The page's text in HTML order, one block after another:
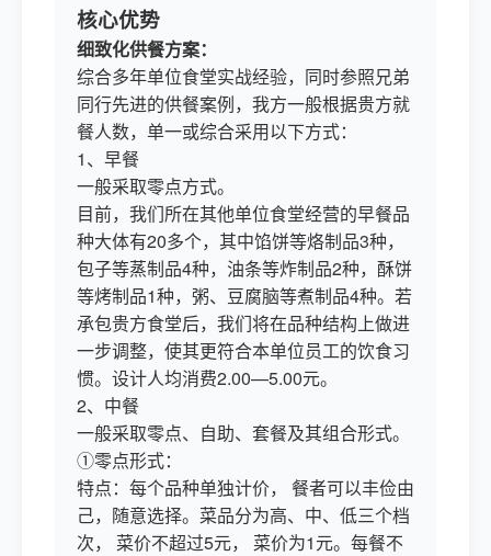
和ISO22000:2005食品危害控制体系为标
准，导入7S管理模式，严格遵守PDCA配餐
运作管理循环机制，为客户提供优良的膳食
服务。
江阴鸿世达餐饮管理有限公司已通过中
国人民财产保险公司承保，实行全面统一管
理，（食品统一采购，服务质量统一标准，
人力资源统一调配，流动资金统一安排的
“四统一”原则），经过多年的专注与持续不
断的创新，已经赢得了众多客户的信赖，真
正实现了与企事业合作共赢的发展目标。
核心优势
细致化供餐方案：
综合多年单位食堂实战经验，同时参照兄弟
同行先进的供餐案例，我方一般根据贵方就
餐人数，单一或综合采用以下方式：
1、早餐
一般采取零点方式。
目前，我们所在其他单位食堂经营的早餐品
种大体有20多个，其中馅饼等烙制品3种，
包子等蒸制品4种，油条等炸制品2种，酥饼
等烤制品1种，粥、豆腐脑等煮制品4种。若
承包贵方食堂后，我们将在品种结构上做进
一步调整，使其更符合本单位员工的饮食习
惯。设计人均消费2.00—5.00元。
2、中餐
一般采取零点、自助、套餐及其组合形式。
①零点形式：
特点：每个品种单独计价， 餐者可以丰俭由
己，随意选择。菜品分为高、中、低三个档
次， 菜价不超过5元， 菜价为1元。每餐不